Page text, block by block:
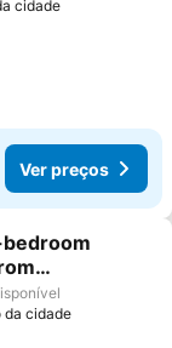
cidade
Ver preços
favoritos
and
da cidade